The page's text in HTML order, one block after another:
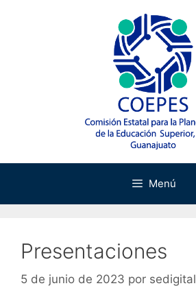
Menú
Presentaciones
5 de junio de 2023 por sedigital